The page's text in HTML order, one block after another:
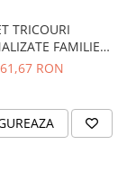
TRICOURI
FAMILIE-
NR.20RON